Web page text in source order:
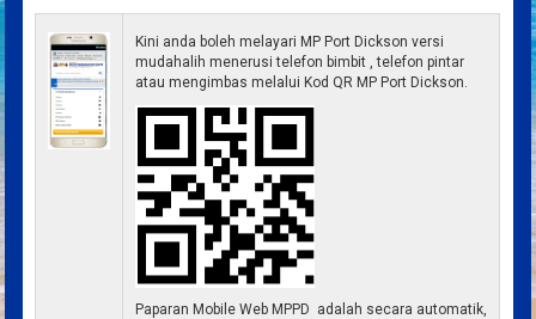
Kini anda boleh melayari MP Port Dickson versi
mudahalih menerusi telefon bimbit , telefon pintar
atau mengimbas melalui Kod QR MP Port Dickson.
Paparan Mobile Web MPPD adalah secara automatik,